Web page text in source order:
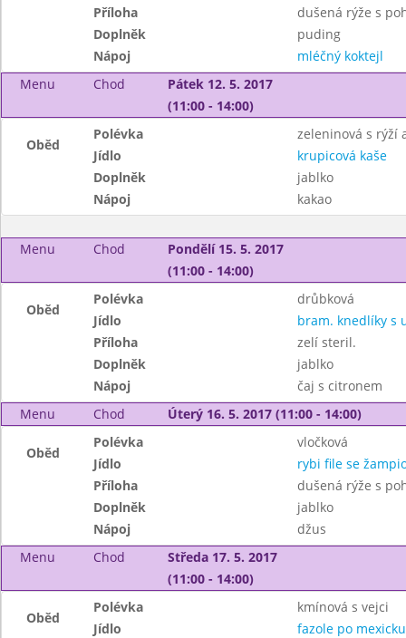
Příloha
dušená rýže s
Doplněk
puding
Nápoj
mléčný koktejl
Menu
Chod
Pátek 12. 5. 2017
(11:00 - 14:00)
Oběd
Polévka
zeleninová s rýží
Jídlo
krupicová kaše
Doplněk
jablko
Nápoj
kakao
Menu Chod
Pondělí 15. 5. 2017
(11:00 - 14:00)
Oběd
Polévka
drůbková
Jídlo
bram. knedlíky s
Příloha
zelí steril.
Doplněk
jablko
Nápoj
čaj s citronem
Menu
Chod Úterý 16. 5. 2017 (11:00 - 14:00)
Oběd
Polévka
vločková
Jídlo
rybi file se
Příloha
dušená rýže s
Doplněk
jablko
Nápoj
džus
Menu
Chod
Středa 17. 5. 2017
(11:00 - 14:00)
Oběd
Polévka
kmínová s vejci
Jídlo
fazole po mexicku